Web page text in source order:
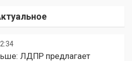
ЛДПР предлагает